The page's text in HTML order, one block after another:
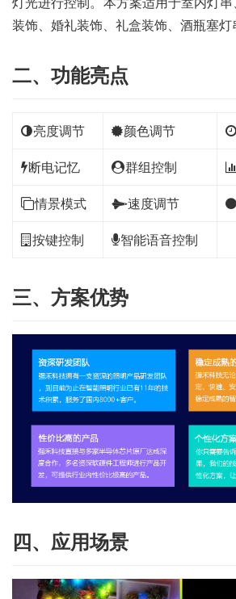
装饰、婚礼装饰、礼盒装饰、酒瓶塞灯
二、功能亮点
亮度调节 颜色调节
断电记忆 群组控制
情景模式 速度调节
按键控制 智能语音控制
三、方案优势
四、应用场景